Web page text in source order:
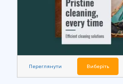
Переглянути Виберіть